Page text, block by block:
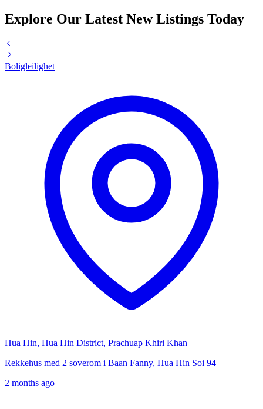
Explore Our Latest New Listings Today
Boligleilighet
Hua Hin, Hua Hin District, Prachuap Khiri Khan
Rekkehus med 2 soverom i Baan Fanny, Hua Hin Soi 94
2 months ago